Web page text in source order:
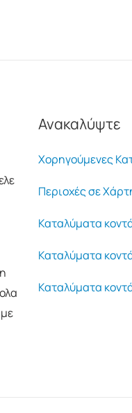
Ανακαλύψτε
Χορηγούμενες
Περιοχές σε
Καταλύματα
Καταλύματα
Καταλύματα